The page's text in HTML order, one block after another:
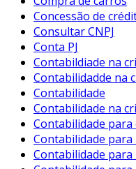
Concessão de
Consultar CNPJ
Conta PJ
Contabildiade na
Contabilidadde na
Contabilidade
Contabilidade na
Contabilidade para
Contabilidade para
Contabilidade para